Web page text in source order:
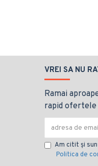
VREI SA NU
Ramai
rapid ofertele
Am citit şi
Politica de